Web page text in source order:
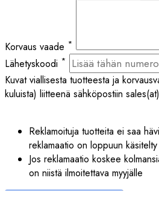
Korvaus vaade *
Lähetyskoodi *
Kuvat viallisesta tuotteesta ja
kuluista) liitteenä sähköpostiin
Reklamoituja tuotteita ei saa
reklamaatio on loppuun käsitelty
Jos reklamaatio koskee
on niistä ilmoitettava myyjälle